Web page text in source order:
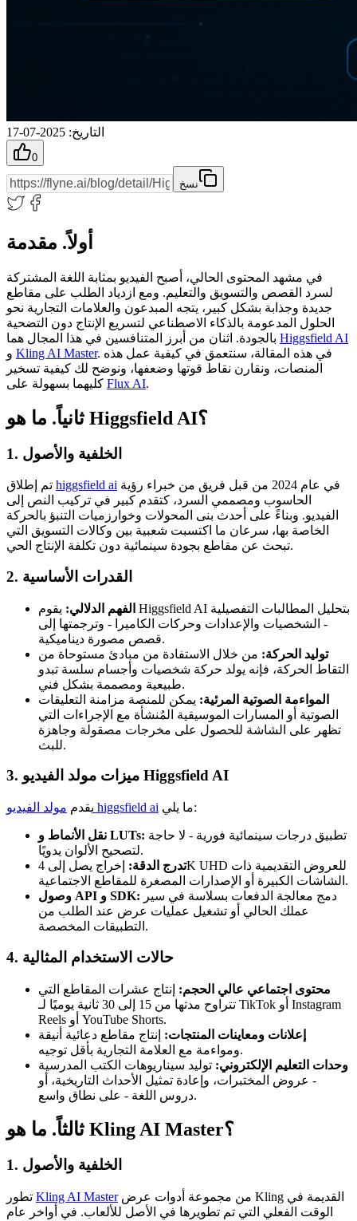
التاريخ:
2025-07-17
0
نسخ
أولاً. مقدمة
في مشهد المحتوى الحالي، أصبح الفيديو بمثابة اللغة المشتركة
لسرد القصص والتسويق والتعليم. ومع ازدياد الطلب على مقاطع
جديدة وجذابة بشكل كبير، يتجه المبدعون والعلامات التجارية نحو
الحلول المدعومة بالذكاء الاصطناعي لتسريع الإنتاج دون التضحية
Higgsfield AI
Kling AI Master. في هذه المقالة، سنتعمق في كيفية عمل هذه
المنصات، ونقارن نقاط قوتها وضعفها، ونوضح لك كيفية تسخير
Flux AI.
ثانياً. ما هو Higgsfield AI؟
1. الخلفية والأصول
higgsfield ai
الحاسوب ومصممي السرد، كتقدم كبير في تركيب النص إلى
الفيديو. وبناءً على أحدث بنى المحولات وخوارزميات التنبؤ بالحركة
الخاصة بها، سرعان ما اكتسبت شعبية بين وكالات التسويق التي
تبحث عن مقاطع بجودة سينمائية دون تكلفة الإنتاج الحي.
2. القدرات الأساسية
الفهم الدلالي: يقوم Higgsfield AI بتحليل المطالبات التفصيلية
- الشخصيات والإعدادات وحركات الكاميرا - وترجمتها إلى
قصص مصورة ديناميكية.
توليد الحركة: من خلال الاستفادة من مبادئ مستوحاة من
التقاط الحركة، فإنه يولد حركة شخصيات وأجسام سلسة تبدو
طبيعية ومصممة بشكل فني.
المواءمة الصوتية المرئية: يمكن للمنصة مزامنة التعليقات
الصوتية أو المسارات الموسيقية المُنشأة مع الإجراءات التي
تظهر على الشاشة للحصول على مخرجات مصقولة وجاهزة
للبث.
3. ميزات مولد الفيديو Higgsfield AI
يقدم مولد الفيديو higgsfield ai ما يلي:
نقل الأنماط و LUTs:
لتصحيح الألوان يدويًا.
تدرج الدقة:
إخراج يصل إلى 4K UHD للعروض التقديمية ذات
الشاشات الكبيرة أو الإصدارات المصغرة للمقاطع الاجتماعية.
وصول API و SDK:
عملك الحالي أو تشغيل عمليات عرض عند الطلب من
التطبيقات المخصصة.
4. حالات الاستخدام المثالية
محتوى اجتماعي عالي الحجم: إنتاج عشرات المقاطع التي
تتراوح مدتها من 15 إلى 30 ثانية يوميًا لـ TikTok أو Instagram
Reels أو YouTube Shorts.
إعلانات ومعاينات المنتجات: إنتاج مقاطع دعائية أنيقة
ومواءمة مع العلامة التجارية بأقل توجيه.
وحدات التعليم الإلكتروني: توليد سيناريوهات الكتب المدرسية
- عروض المختبرات، وإعادة تمثيل الأحداث التاريخية، أو
دروس اللغة - على نطاق واسع.
ثالثاً. ما هو Kling AI Master؟
1. الخلفية والأصول
Kling AI Masterمن مجموعة أدوات عرض Kling القديمة في
الوقت الفعلي التي تم تطويرها في الأصل للألعاب. في أواخر عام